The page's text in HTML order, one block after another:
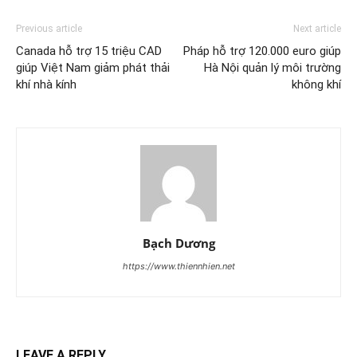
Previous article
Canada hỗ trợ 15 triệu CAD
giúp Việt Nam giảm phát thải
khí nhà kính
Next article
Pháp hỗ trợ 120.000 euro giúp
Hà Nội quản lý môi trường
không khí
Bạch Dương
https://www.thiennhien.net